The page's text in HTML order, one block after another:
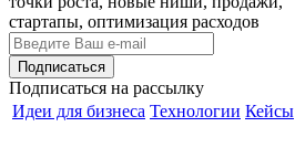
стартапы, оптимизация расходов
Подписаться на рассылку
Идеи для бизнеса Технологии Кейсы